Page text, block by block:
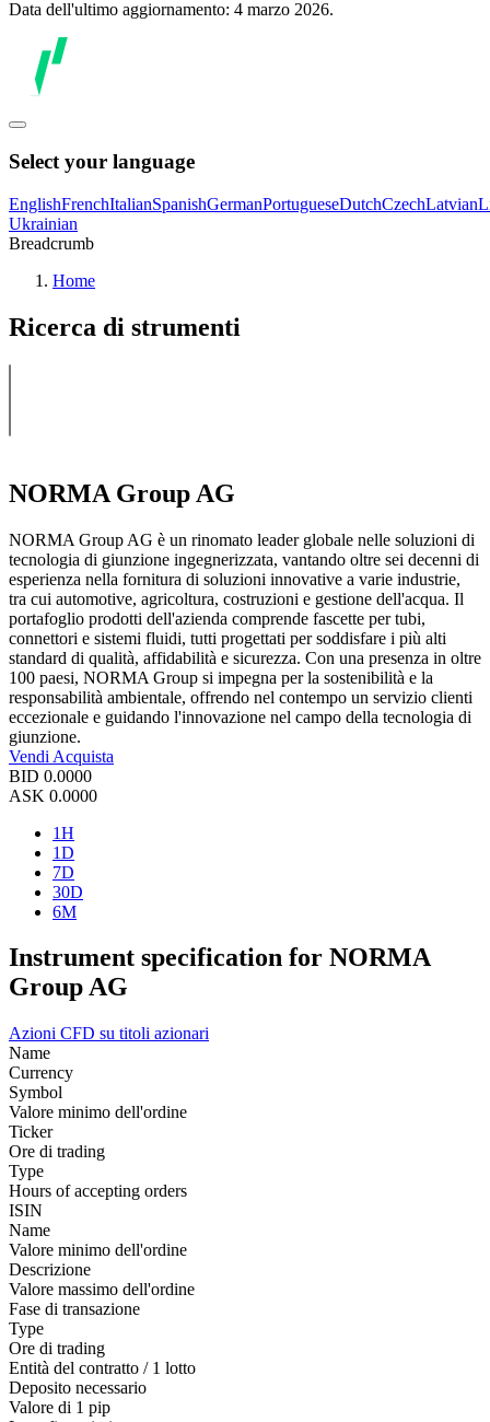
Data dell'ultimo aggiornamento: 4 marzo 2026.
Select your language
EnglishFrenchItalianSpanishGermanPortugueseDutchCzechLatvian
Ukrainian
Breadcrumb
Home
Ricerca di strumenti
NORMA Group AG
NORMA Group AG è un rinomato leader globale nelle soluzioni di
tecnologia di giunzione ingegnerizzata, vantando oltre sei decenni di
esperienza nella fornitura di soluzioni innovative a varie industrie,
tra cui automotive, agricoltura, costruzioni e gestione dell'acqua. Il
portafoglio prodotti dell'azienda comprende fascette per tubi,
connettori e sistemi fluidi, tutti progettati per soddisfare i più alti
standard di qualità, affidabilità e sicurezza. Con una presenza in oltre
100 paesi, NORMA Group si impegna per la sostenibilità e la
responsabilità ambientale, offrendo nel contempo un servizio clienti
eccezionale e guidando l'innovazione nel campo della tecnologia di
giunzione.
Vendi Acquista
BID 0.0000
ASK 0.0000
1H
1D
7D
30D
6M
Instrument specification for NORMA
Group AG
Azioni CFD su titoli azionari
Name
Currency
Symbol
Valore minimo dell'ordine
Ticker
Ore di trading
Type
Hours of accepting orders
ISIN
Name
Valore minimo dell'ordine
Descrizione
Valore massimo dell'ordine
Fase di transazione
Type
Ore di trading
Entità del contratto / 1 lotto
Deposito necessario
Valore di 1 pip